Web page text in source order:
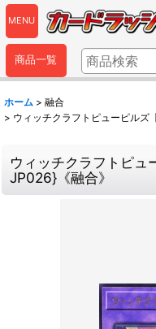
MENU
商品一覧
ホーム > 融合
> ウィッチクラフトピューピルズ
ウィッチクラフトピュ
JP026}《融合》